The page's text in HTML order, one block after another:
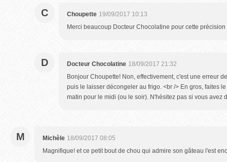
C Choupette 19/09/2017 10:13
Merci beaucoup Docteur Chocolatine pour cette précision
D Docteur Chocolatine 18/09/2017 21:32
Bonjour Choupette! Non, effectivement, c'est une erreur
puis le laisser décongeler au frigo. <br /> En gros, faites
matin pour le midi (ou le soir). N'hésitez pas si vous avez
M Michèle 18/09/2017 08:05
Magnifique! et ce petit bout de chou qui admire son gâteau l'est